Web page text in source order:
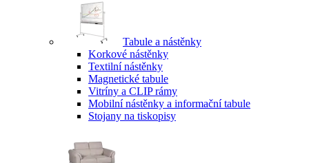
Tabule a nástěnky
Korkové nástěnky
Textilní nástěnky
Magnetické tabule
Vitríny a CLIP rámy
Mobilní nástěnky a informační tabule
Stojany na tiskopisy